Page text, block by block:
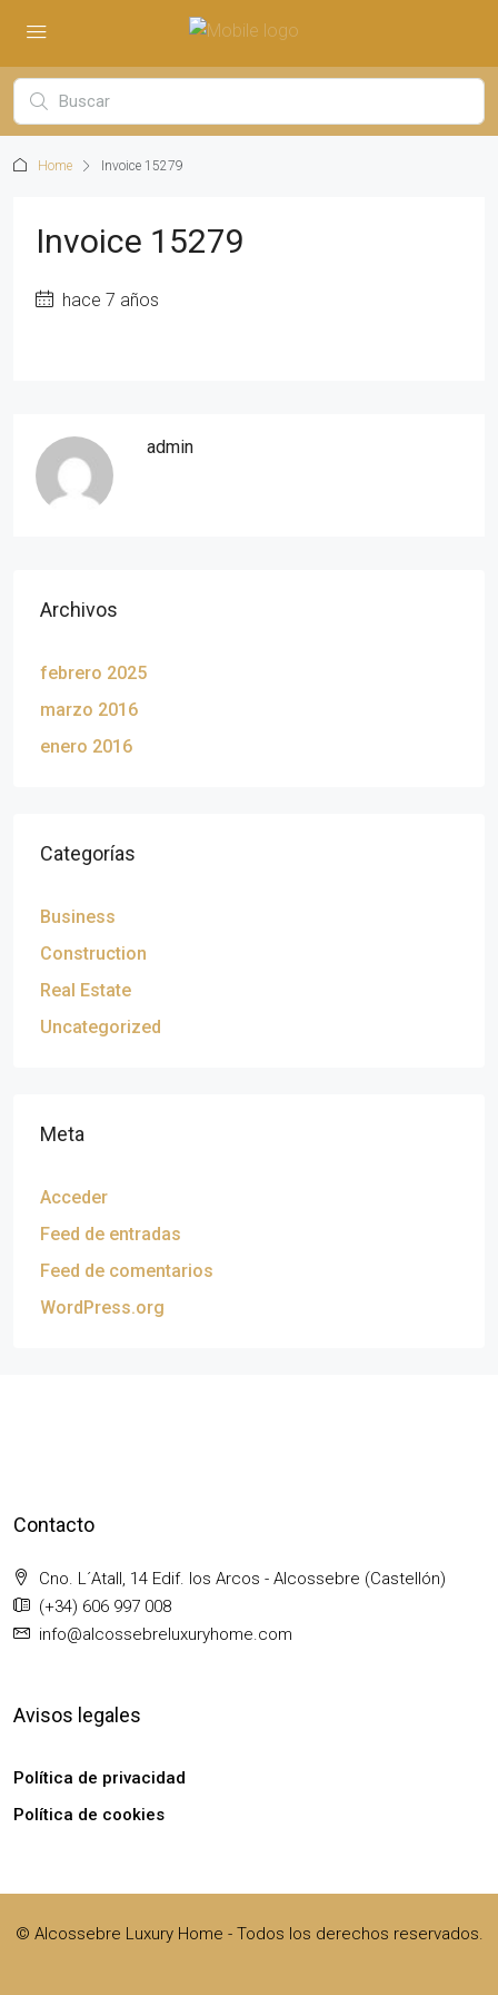
Home Invoice 15279
Invoice 15279
hace 7 años
admin
Archivos
febrero 2025
marzo 2016
enero 2016
Categorías
Business
Construction
Real Estate
Uncategorized
Meta
Acceder
Feed de entradas
Feed de comentarios
WordPress.org
Contacto
Cno. L´Atall, 14 Edif. los Arcos - Alcossebre (Castellón)
(+34) 606 997 008
info@alcossebreluxuryhome.com
Avisos legales
Política de privacidad
Política de cookies
© Alcossebre Luxury Home - Todos los derechos reservados.